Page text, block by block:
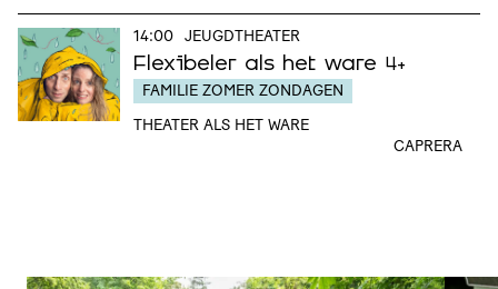
14:00 JEUGDTHEATER
Flexibeler als het ware 4+
FAMILIE ZOMER ZONDAGEN
THEATER ALS HET WARE
CAPRERA